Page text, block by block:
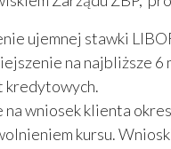
ujemnej stawki
na najbliższe 6
kredytowych.
na wniosek klienta
kursu.